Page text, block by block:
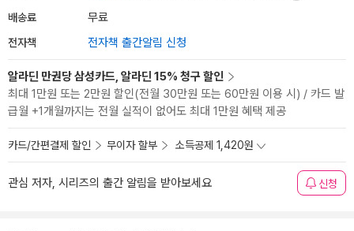
배송료 무료
전자책 전자책 출간알림 신청
알라딘 만권당 삼성카드, 알라딘 15% 청구 할인
최대 1만원 또는 2만원 할인(전월 30만원 또는 60만원 이용 시) / 카드 발
급월 +1개월까지는 전월 실적이 없어도 최대 1만원 혜택 제공
카드/간편결제 할인 무이자 할부 소득공제 1,420원
관심 저자, 시리즈의 출간 알림을 받아보세요 신청